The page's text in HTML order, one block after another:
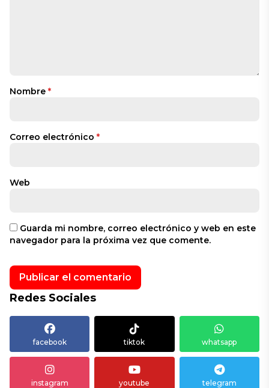
Nombre *
Correo electrónico *
Web
Guarda mi nombre, correo electrónico y web en este
navegador para la próxima vez que comente.
Redes Sociales
facebook tiktok whatsapp
instagram youtube telegram